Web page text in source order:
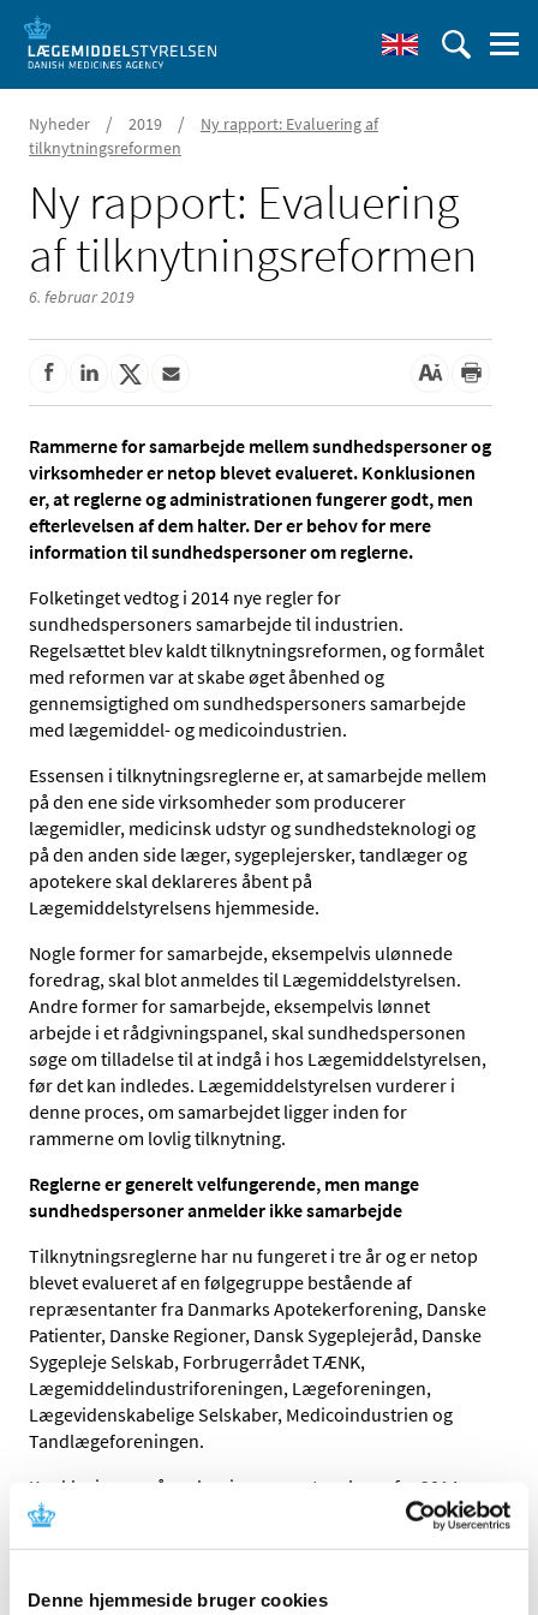
Denne hjemmeside bruger cookies
Nyheder / 2019 /
Ny rapport: Evaluering af
tilknytningsreformen
Ny rapport: Evaluering
af tilknytningsreformen
6. februar 2019
Rammerne for samarbejde mellem sundhedspersoner og
virksomheder er netop blevet evalueret. Konklusionen
er, at reglerne og administrationen fungerer godt, men
efterlevelsen af dem halter. Der er behov for mere
information til sundhedspersoner om reglerne.
Folketinget vedtog i 2014 nye regler for
sundhedspersoners samarbejde til industrien.
Regelsættet blev kaldt tilknytningsreformen, og formålet
med reformen var at skabe øget åbenhed og
gennemsigtighed om sundhedspersoners samarbejde
med lægemiddel- og medicoindustrien.
Essensen i tilknytningsreglerne er, at samarbejde mellem
på den ene side virksomheder som producerer
lægemidler, medicinsk udstyr og sundhedsteknologi og
på den anden side læger, sygeplejersker, tandlæger og
apotekere skal deklareres åbent på
Lægemiddelstyrelsens hjemmeside.
Nogle former for samarbejde, eksempelvis ulønnede
foredrag, skal blot anmeldes til Lægemiddelstyrelsen.
Andre former for samarbejde, eksempelvis lønnet
arbejde i et rådgivningspanel, skal sundhedspersonen
søge om tilladelse til at indgå i hos Lægemiddelstyrelsen,
før det kan indledes. Lægemiddelstyrelsen vurderer i
denne proces, om samarbejdet ligger inden for
rammerne om lovlig tilknytning.
Reglerne er generelt velfungerende, men mange
sundhedspersoner anmelder ikke samarbejde
Tilknytningsreglerne har nu fungeret i tre år og er netop
blevet evalueret af en følgegruppe bestående af
repræsentanter fra Danmarks Apotekerforening, Danske
Patienter, Danske Regioner, Dansk Sygeplejeråd, Danske
Sygepleje Selskab, Forbrugerrådet TÆNK,
Lægemiddelindustriforeningen, Lægeforeningen,
Lægevidenskabelige Selskaber, Medicoindustrien og
Tandlægeforeningen.
Konklusionen på evalueringen er, at reglerne fra 2014 og
administrationen heraf er velfungerende. Men
oplysninger om, hvem de samarbejder med, er blevet